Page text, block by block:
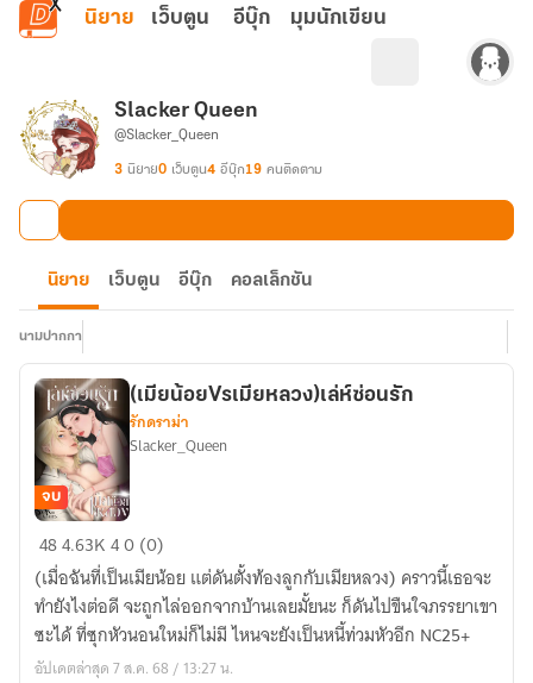
ข้ามไปยังเนื้อหาหลัก
นิยาย เว็บตูน อีบุ๊ก มุมนักเขียน
Slacker Queen
@Slacker_Queen
3 นิยาย0 เว็บตูน4 อีบุ๊ก19 คนติดตาม
นิยาย เว็บตูน อีบุ๊ก คอลเล็กชัน
นามปากกา
(เมีย
น้อยVsเมีย
หลวง)เล่ห์
ซ่อน
รัก
จบ
(เมียน้อยVsเมียหลวง)เล่ห์ซ่อนรัก
รักดราม่า
Slacker_Queen
484.63K40 (0)
(เมื่อฉันที่เป็นเมียน้อย แต่ดันตั้งท้องลูกกับเมียหลวง) คราวนี้เธอจะ
ทำยังไงต่อดี จะถูกไล่ออกจากบ้านเลยมั้ยนะ ก็ดันไปขืนใจภรรยาเขา
ซะได้ ที่ซุกหัวนอนใหม่ก็ไม่มี ไหนจะยังเป็นหนี้ท่วมหัวอีก NC25+
อัปเดตล่าสุด 7 ส.ค. 68 / 13:27 น.